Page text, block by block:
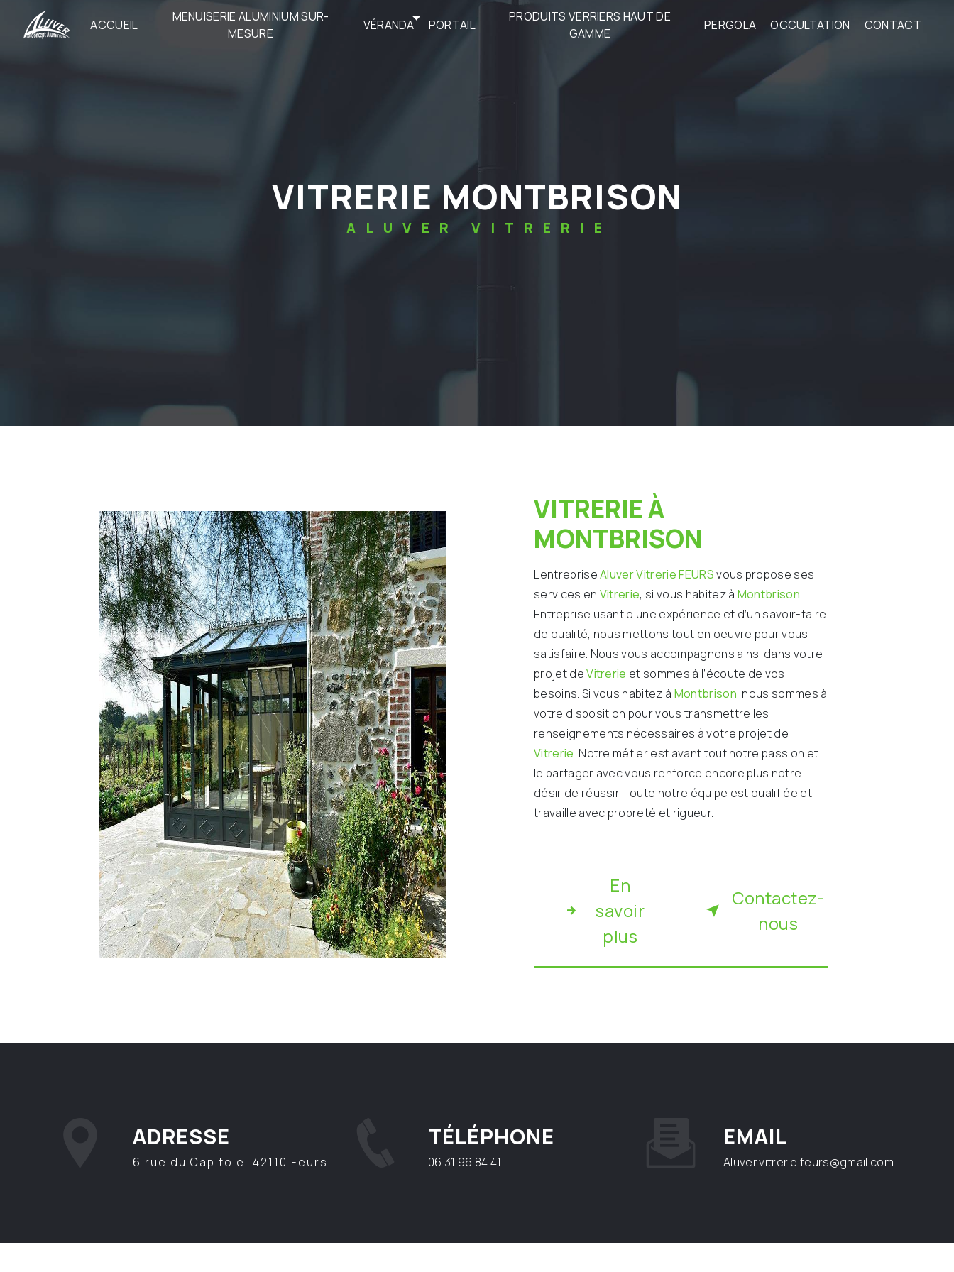
ACCUEIL
MENUISERIE ALUMINIUM SUR-
MESURE
VÉRANDA PORTAIL
PRODUITS VERRIERS HAUT DE
GAMME
PERGOLA OCCULTATION CONTACT
VITRERIE MONTBRISON
ALUVER VITRERIE
VITRERIE À
MONTBRISON
L’entrepriseAluver Vitrerie FEURSvous propose ses
services en Vitrerie, si vous habitez à Montbrison.
Entreprise usant d’une expérience et d’un savoir-faire
de qualité, nous mettons tout en oeuvre pour vous
satisfaire. Nous vous accompagnons ainsi dans votre
projet deVitrerie et sommes à l’écoute de vos
besoins. Si vous habitez à Montbrison, nous sommes à
votre disposition pour vous transmettre les
renseignements nécessaires à votre projet de
Vitrerie. Notre métier est avant tout notre passion et
le partager avec vous renforce encore plus notre
désir de réussir. Toute notre équipe est qualifiée et
travaille avec propreté et rigueur.
En
savoir
plus
Contactez-
nous
ADRESSE
6 rue du Capitole, 42110 Feurs
TÉLÉPHONE
06 31 96 84 41
EMAIL
aluver.vitrerie.feurs@gmail.com
Panneau de gestion des cookies